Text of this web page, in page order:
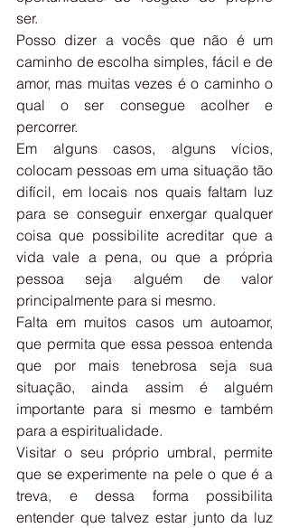
ser.
Posso dizer a vocês que não é um
caminho de escolha simples, fácil e de
amor, mas muitas vezes é o caminho o
qual o ser consegue acolher e
percorrer.
Em alguns casos, alguns vícios,
colocam pessoas em uma situação tão
difícil, em locais nos quais faltam luz
para se conseguir enxergar qualquer
coisa que possibilite acreditar que a
vida vale a pena, ou que a própria
pessoa seja alguém de valor
principalmente para si mesmo.
Falta em muitos casos um autoamor,
que permita que essa pessoa entenda
que por mais tenebrosa seja sua
situação, ainda assim é alguém
importante para si mesmo e também
para a espiritualidade.
Visitar o seu próprio umbral, permite
que se experimente na pele o que é a
treva, e dessa forma possibilita
entender que talvez estar junto da luz